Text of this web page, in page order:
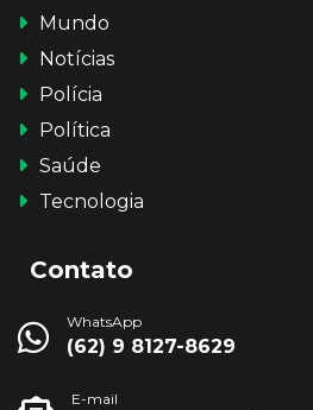
Mundo
Notícias
Polícia
Política
Saúde
Tecnologia
Contato
WhatsApp
(62) 9 8127-8629
E-mail